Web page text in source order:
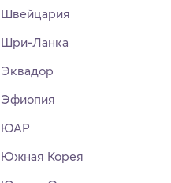
Швейцария
Шри-Ланка
Эквадор
Эфиопия
ЮАР
Южная Корея